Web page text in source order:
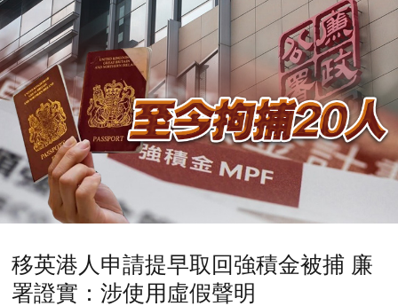
移英港人申請提早取回強積金被捕 廉
署證實：涉使用虛假聲明